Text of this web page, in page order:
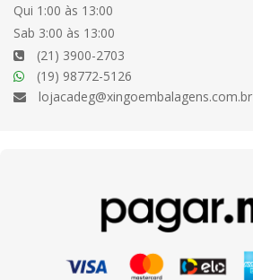
Qui 1:00 às 13:00
Sab 3:00 às 13:00
(21) 3900-2703
(19) 98772-5126
lojacadeg@xingoembalagens.com.br